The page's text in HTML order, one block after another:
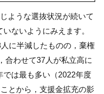
ような選抜状況が続いて
ないようにみえます。
に半減したものの，棄権
合わせて37人が私立高に
では最も多い（2022年度
から，支援金拡充の影